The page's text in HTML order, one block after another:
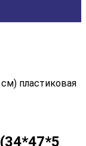
пластиковая